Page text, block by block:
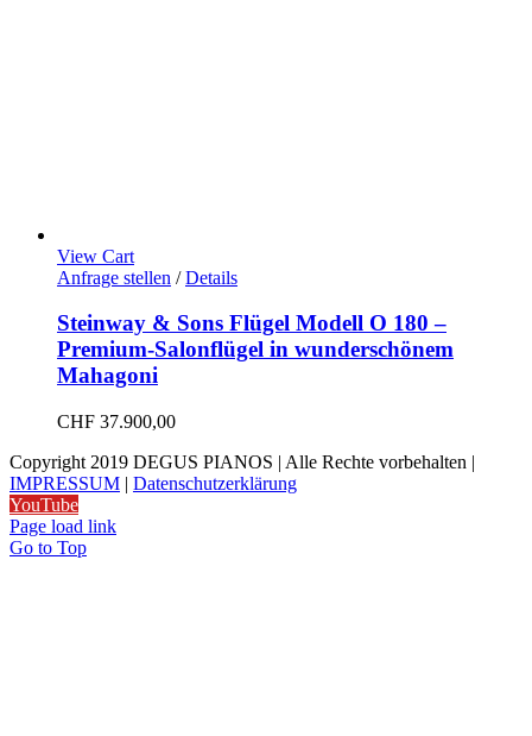
View Cart
Anfrage stellen / Details
Steinway & Sons Flügel Modell O 180 –
Premium-Salonflügel in wunderschönem
Mahagoni
CHF 37.900,00
Copyright 2019 DEGUS PIANOS | Alle Rechte vorbehalten |
IMPRESSUM | Datenschutzerklärung
YouTube
Page load link
Go to Top